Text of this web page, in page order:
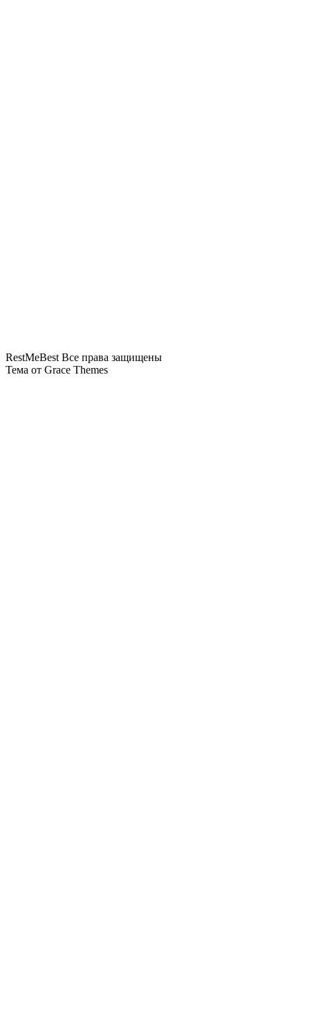
RestMeBest Все права защищены
Тема от Grace Themes